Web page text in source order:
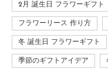
2月 誕生日 フラワーギフト
フラワーリース 作り方
冬 誕生日 フラワーギフト
季節のギフトアイデア